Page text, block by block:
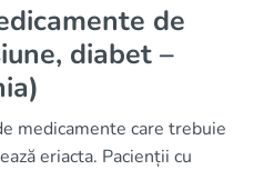
de
diabet –
medicamente care trebuie
eriacta. Pacienții cu